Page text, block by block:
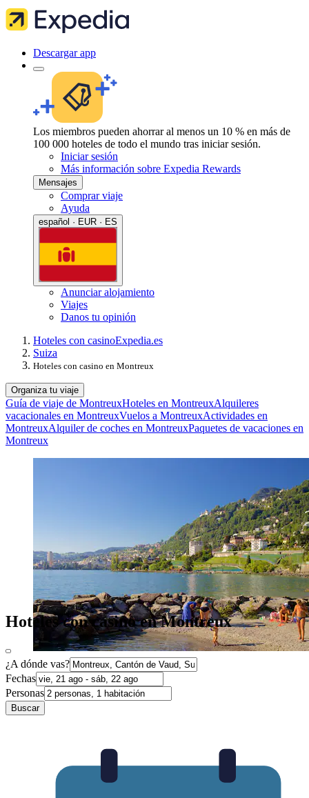
Descargar app
Los miembros pueden ahorrar al menos un 10 % en más de
100 000 hoteles de todo el mundo tras iniciar sesión.
Iniciar sesión
Más información sobre Expedia Rewards
Mensajes
Comprar viaje
Ayuda
español · EUR · ES
Anunciar alojamiento
Viajes
Danos tu opinión
Hoteles con casinoExpedia.es
Suiza
Hoteles con casino en Montreux
Organiza tu viaje
Guía de viaje de MontreuxHoteles en MontreuxAlquileres
vacacionales en MontreuxVuelos a MontreuxActividades en
MontreuxAlquiler de coches en MontreuxPaquetes de vacaciones en
Montreux
Hoteles con casino en Montreux
¿A dónde vas?
Fechas
Personas
Buscar